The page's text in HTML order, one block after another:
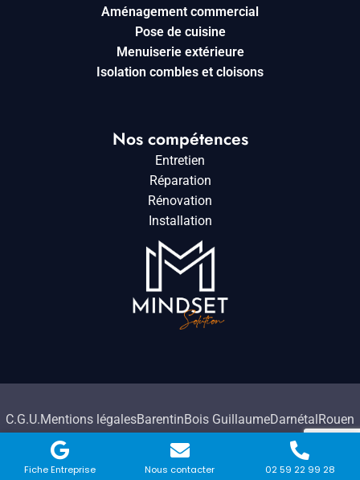
Fiche Entreprise Nous contacter 02 59 22 99 28
Aménagement commercial
Pose de cuisine
Menuiserie extérieure
Isolation combles et cloisons
Nos compétences
Entretien
Réparation
Rénovation
Installation
C.G.U.Mentions légalesBarentinBois GuillaumeDarnétalRouen
2026. Tous droits réservés à HMC Travaux.